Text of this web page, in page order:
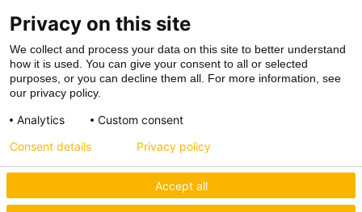
Privacy on this site
We collect and process your data on this site to better understand
how it is used. You can give your consent to all or selected
purposes, or you can decline them all. For more information, see
our privacy policy.
Analytics Custom consent
Accept all
Consent details Privacy policy